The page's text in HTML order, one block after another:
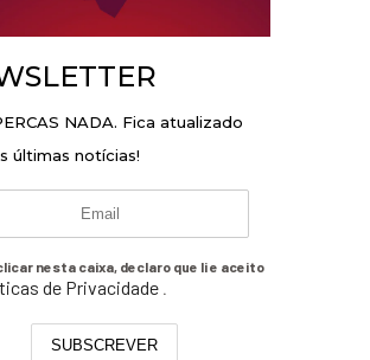
NADA. Fica atualizado
últimas notícias!
nesta caixa, declaro que li e aceito
de Privacidade
SUBSCREVER